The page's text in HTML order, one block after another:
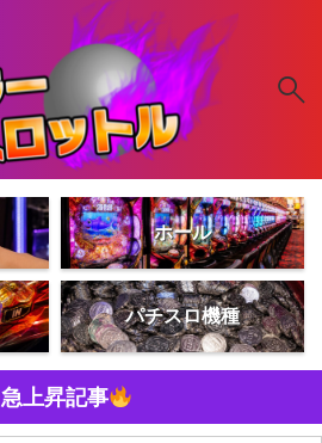
ホール
パチスロ機種
急上昇記事